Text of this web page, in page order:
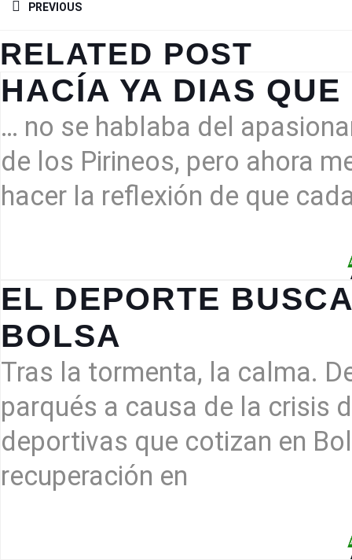
PREVIOUS
Previous
post:
RELATED POST
HACÍA YA DIAS
… no se hablaba del
de los Pirineos, pero ahora
hacer la reflexión de que
EL DEPORTE
BOLSA
BUSCA
RECUPERARSE
EN
BOLSA
Tras la tormenta, la calma.
parqués a causa de la crisis
deportivas que cotizan en
recuperación en